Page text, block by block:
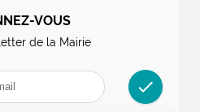
VOUS
de la Mairie
check